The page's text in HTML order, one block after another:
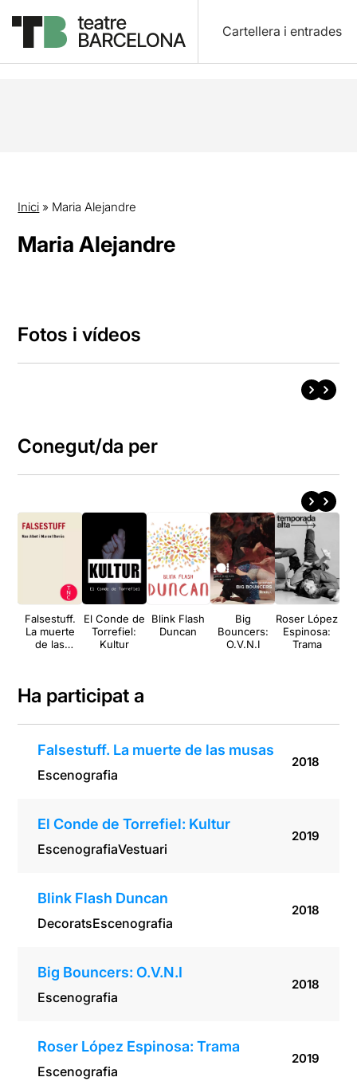
Cartellera i entrades
Inici » Maria Alejandre
Maria Alejandre
Fotos i vídeos
Conegut/da per
Falsestuff.
La muerte
de las
El Conde de
Torrefiel:
Kultur
Blink Flash
Duncan
Big
Bouncers:
O.V.N.I
Roser López
Espinosa:
Trama
Ha participat a
Falsestuff. La muerte de las musas
Escenografia
2018
El Conde de Torrefiel: Kultur
EscenografiaVestuari
2019
Blink Flash Duncan
DecoratsEscenografia
2018
Big Bouncers: O.V.N.I
Escenografia
2018
Roser López Espinosa: Trama
Escenografia
2019